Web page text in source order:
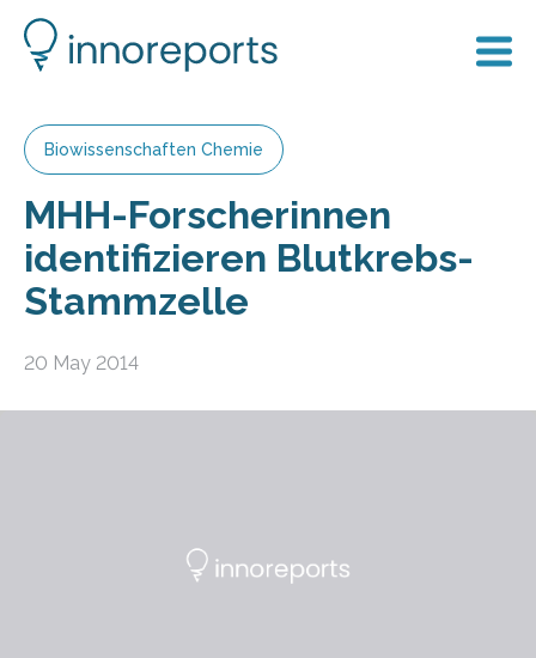
Biowissenschaften Chemie
MHH-Forscherinnen
identifizieren Blutkrebs-
Stammzelle
20 May 2014